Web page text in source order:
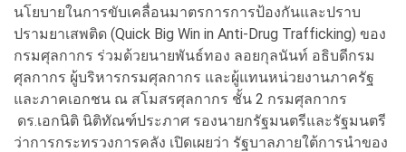
นโยบายในการขับเคลื่อนมาตรการการป้องกันและปราบ
ปรามยาเสพติด (Quick Big Win in Anti-Drug Trafficking) ของ
กรมศุลกากร ร่วมด้วยนายพันธ์ทอง ลอยกุลนันท์ อธิบดีกรม
ศุลกากร ผู้บริหารกรมศุลกากร และผู้แทนหน่วยงานภาครัฐ
และภาคเอกชน ณ สโมสรศุลกากร ชั้น 2 กรมศุลกากร
ดร.เอกนิติ นิติทัณฑ์ประภาศ รองนายกรัฐมนตรีและรัฐมนตรี
ว่าการกระทรวงการคลัง เปิดเผยว่า รัฐบาลภายใต้การนำของ